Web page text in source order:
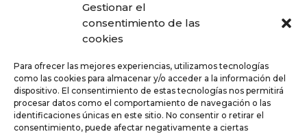
Gestionar el
consentimiento de las
cookies
Para ofrecer las mejores experiencias, utilizamos tecnologías
como las cookies para almacenar y/o acceder a la información del
dispositivo. El consentimiento de estas tecnologías nos permitirá
procesar datos como el comportamiento de navegación o las
identificaciones únicas en este sitio. No consentir o retirar el
consentimiento, puede afectar negativamente a ciertas
EDITION 2017